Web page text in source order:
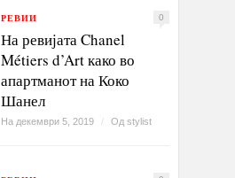
РЕВИИ 0
На ревијата Chanel
Métiers d’Art како во
апартманот на Коко
Шанел
На декември 5, 2019 / Од stylist